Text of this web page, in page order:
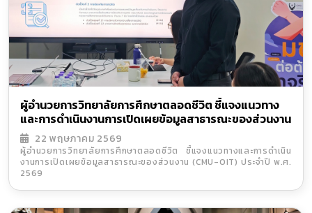
ผู้อำนวยการวิทยาลัยการศึกษาตลอดชีวิต ชี้แจงแนวทาง
และการดำเนินงานการเปิดเผยข้อมูลสาธารณะของส่วนงาน
(CMU-OIT) ประจำปี พ.ศ. 2569
22 พฤษภาคม 2569
ผู้อำนวยการวิทยาลัยการศึกษาตลอดชีวิต ชี้แจงแนวทางและการดำเนิน
งานการเปิดเผยข้อมูลสาธารณะของส่วนงาน (CMU-OIT) ประจำปี พ.ศ.
2569